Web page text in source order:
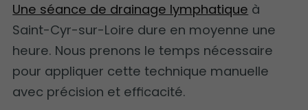
Une séance de drainage lymphatique à
Saint-Cyr-sur-Loire dure en moyenne une
heure. Nous prenons le temps nécessaire
pour appliquer cette technique manuelle
avec précision et efficacité.